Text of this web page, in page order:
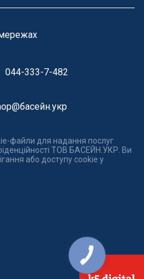
044-333-7-482
файли для надання послуг
ТОВ БАСЕЙН.УКР. Ви
або доступу cookie у
КНОПКА
ЗВ'ЯЗКУ